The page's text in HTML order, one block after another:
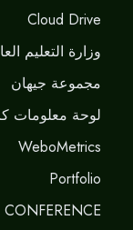
Cloud Drive
وزارة التعليم
مجموعة جيهان
لوحة معلومات
WeboMetrics
Portfolio